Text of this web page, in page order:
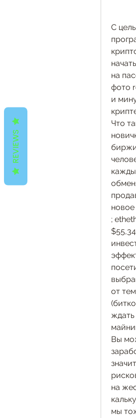
С
на
фото
и
Что
;
от
Вы
на
мы
REVIEWS